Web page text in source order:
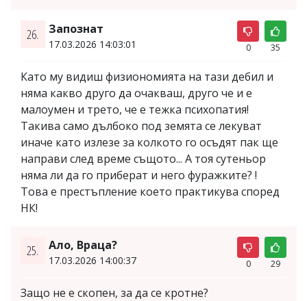
26. Запознат
17.03.2026 14:03:01 0 35
Като му видиш физиономията на тази дебил и
няма какво друго да очакваш, друго че и е
малоумен и трето, че е тежка психопатия!
Такива само дълбоко под земята се лекуват
иначе като излезе за колкото го осъдят пак ще
направи след време същото... А тоя сутеньор
няма ли да го приберат и него фуражките? !
Това е престъпление което практикува според
НК!
25. Ало, Враца?
17.03.2026 14:00:37 0 29
Защо не е скопен, за да се кротне?